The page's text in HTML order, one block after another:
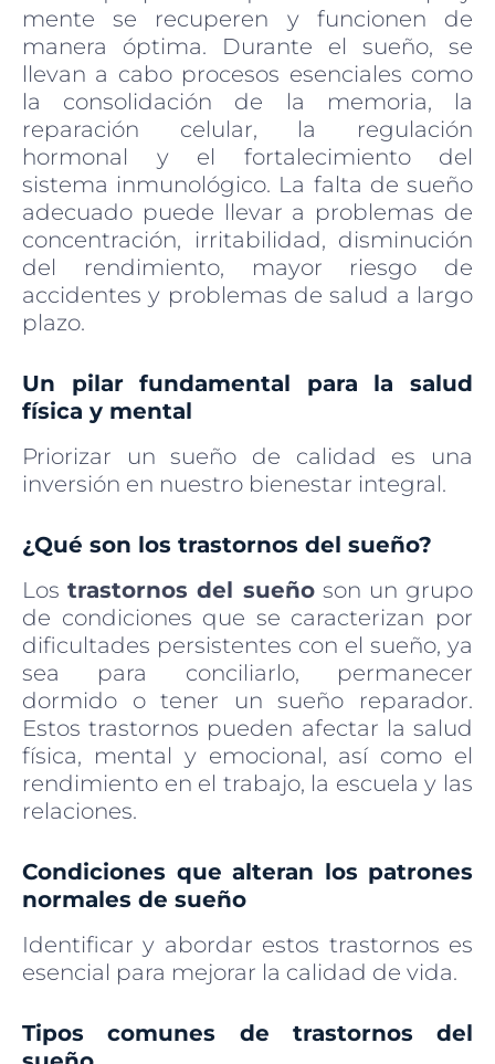
mente se recuperen y funcionen de
manera óptima. Durante el sueño, se
llevan a cabo procesos esenciales como
la consolidación de la memoria, la
reparación celular, la regulación
hormonal y el fortalecimiento del
sistema inmunológico. La falta de sueño
adecuado puede llevar a problemas de
concentración, irritabilidad, disminución
del rendimiento, mayor riesgo de
accidentes y problemas de salud a largo
plazo.
Un pilar fundamental para la salud
física y mental
Priorizar un sueño de calidad es una
inversión en nuestro bienestar integral.
¿Qué son los trastornos del sueño?
Lostrastornos del sueñoson un grupo
de condiciones que se caracterizan por
dificultades persistentes con el sueño, ya
sea para conciliarlo, permanecer
dormido o tener un sueño reparador.
Estos trastornos pueden afectar la salud
física, mental y emocional, así como el
rendimiento en el trabajo, la escuela y las
relaciones.
Condiciones que alteran los patrones
normales de sueño
Identificar y abordar estos trastornos es
esencial para mejorar la calidad de vida.
Tipos comunes de trastornos del